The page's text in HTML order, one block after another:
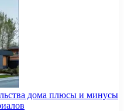
дома плюсы и минусы